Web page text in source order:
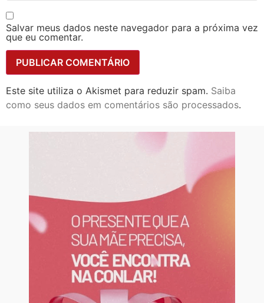
Salvar meus dados neste navegador para a próxima vez
que eu comentar.
Este site utiliza o Akismet para reduzir spam. Saiba
como seus dados em comentários são processados.